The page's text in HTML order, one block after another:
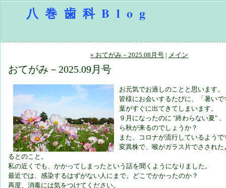
八巻歯科Blog
« おてがみ－2025.08月号 | メイン
おてがみ－2025.09月号
お元気でお過しのことと思います。
皆様にお会いするたびに、「暑い
葉がすぐに出てきてしまいます。
９月になったのに "終わらない夏"
ら秋が来るのでしょうか？
また、コロナが流行しているようで
変異株で、喉がガラス片でさされ
るとのこと。
私の近くでも、かかってしまったという話を聞くようになりました。
最近では、感染するはずがない人にまで。どこでかかったのか？
再度、消毒には気をつけてください。